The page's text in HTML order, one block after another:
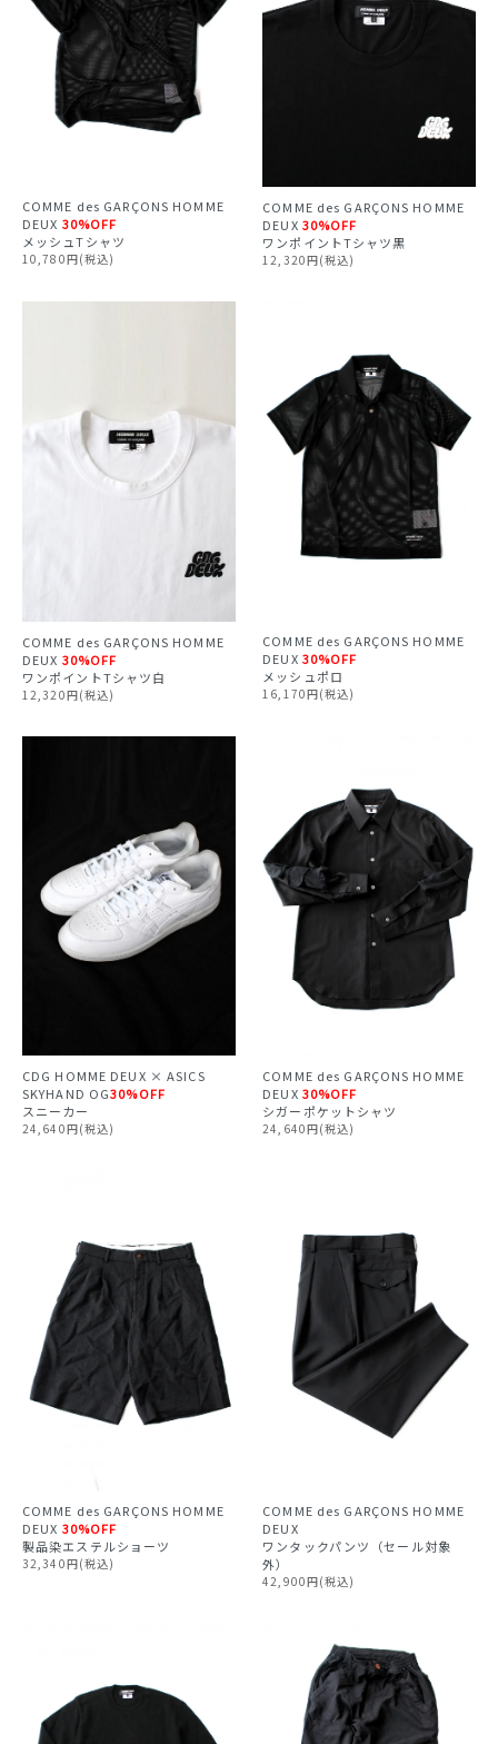
COMME des GARÇONS HOMME
DEUX 30%OFF
メッシュTシャツ
10,780円(税込)
COMME des GARÇONS HOMME
DEUX 30%OFF
ワンポイントTシャツ黒
12,320円(税込)
COMME des GARÇONS HOMME
DEUX 30%OFF
ワンポイントTシャツ白
12,320円(税込)
COMME des GARÇONS HOMME
DEUX 30%OFF
メッシュポロ
16,170円(税込)
CDG HOMME DEUX × ASICS
SKYHAND OG30%OFF
スニーカー
24,640円(税込)
COMME des GARÇONS HOMME
DEUX 30%OFF
シガーポケットシャツ
24,640円(税込)
COMME des GARÇONS HOMME
DEUX 30%OFF
製品染エステルショーツ
32,340円(税込)
COMME des GARÇONS HOMME
DEUX
ワンタックパンツ（セール対象
外）
42,900円(税込)